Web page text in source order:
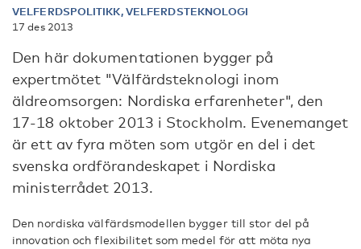
VELFERDSPOLITIKK, VELFERDSTEKNOLOGI
17 des 2013
Den här dokumentationen bygger på
expertmötet "Välfärdsteknologi inom
äldreomsorgen: Nordiska erfarenheter", den
17-18 oktober 2013 i Stockholm. Evenemanget
är ett av fyra möten som utgör en del i det
svenska ordförandeskapet i Nordiska
ministerrådet 2013.
Den nordiska välfärdsmodellen bygger till stor del på
innovation och flexibilitet som medel för att möta nya